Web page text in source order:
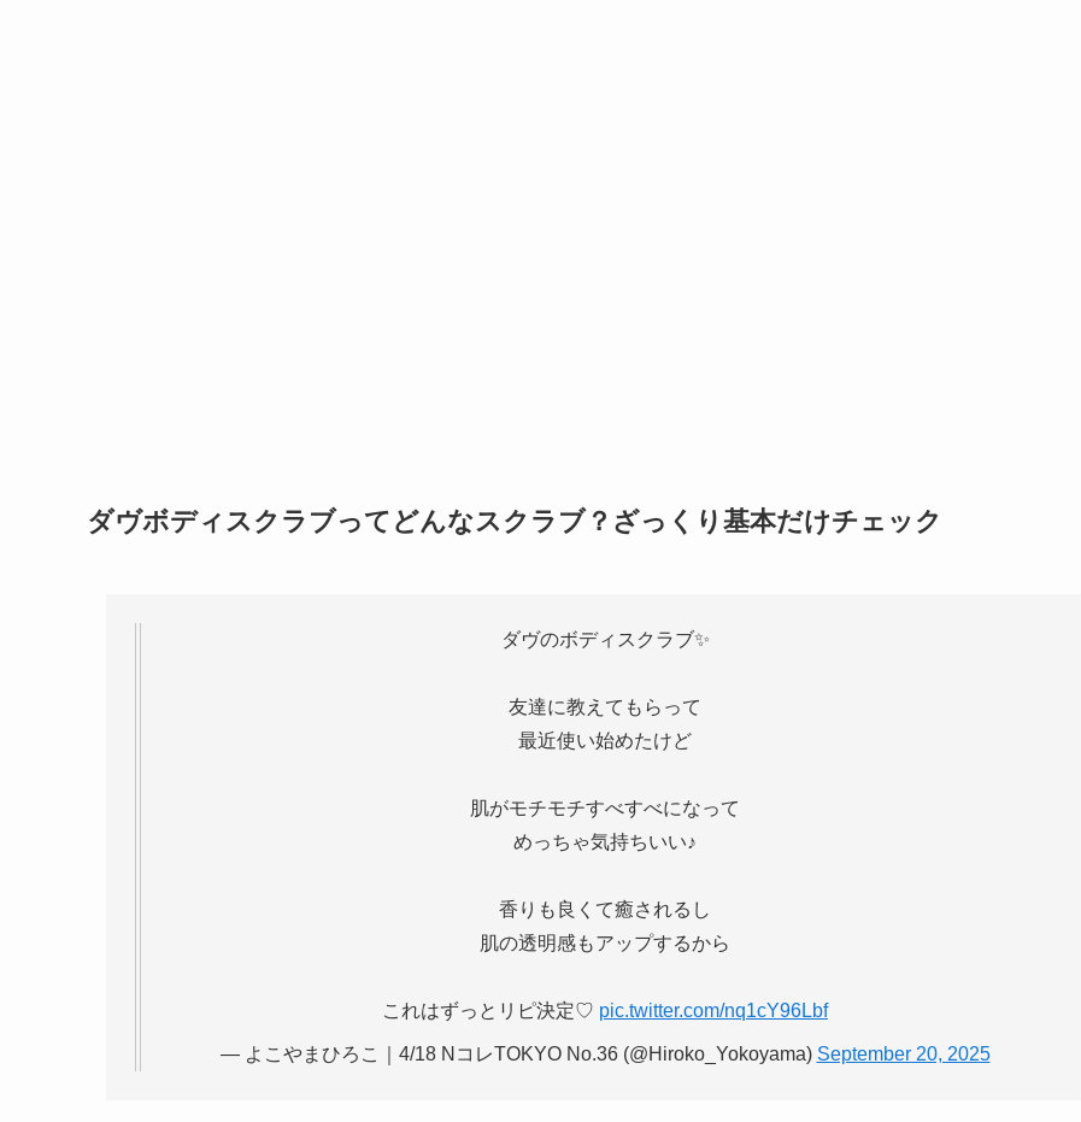
ダヴボディスクラブってどんなスクラブ？ざっくり基本だけチェック
ダヴのボディスクラブ✨
友達に教えてもらって
最近使い始めたけど
肌がモチモチすべすべになって
めっちゃ気持ちいい♪
香りも良くて癒されるし
肌の透明感もアップするから
これはずっとリピ決定♡ pic.twitter.com/nq1cY96Lbf
— よこやまひろこ｜4/18 NコレTOKYO No.36 (@Hiroko_Yokoyama) September 20, 2025